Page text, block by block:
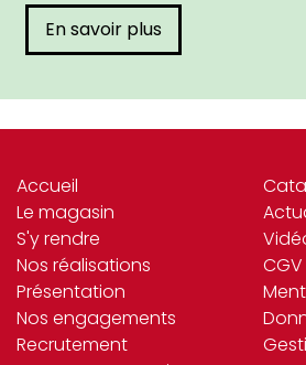
En savoir plus
Accueil
Le magasin
S'y rendre
Nos réalisations
Présentation
Nos engagements
Recrutement
CGV